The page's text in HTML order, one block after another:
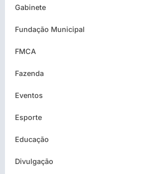
Gabinete
Fundação Municipal
FMCA
Fazenda
Eventos
Esporte
Educação
Divulgação